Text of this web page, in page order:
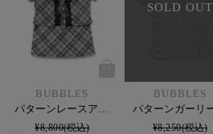
BUBBLES
¥8,800
SOLD OUT
BUBBLES
¥8,250